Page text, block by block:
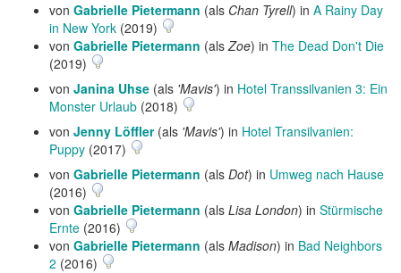
von Gabrielle Pietermann (als Chan Tyrell) in A Rainy Day
in New York (2019)
von Gabrielle Pietermann (alsZoe) in The Dead Don't Die
(2019)
von Janina Uhse (als 'Mavis') in Hotel Transsilvanien 3: Ein
Monster Urlaub (2018)
von Jenny Löffler(als 'Mavis') in Hotel Transilvanien:
Puppy (2017)
von Gabrielle Pietermann (als Dot) in Umweg nach Hause
(2016)
von Gabrielle Pietermann (als Lisa London) in Stürmische
Ernte (2016)
von Gabrielle Pietermann (als Madison) in Bad Neighbors
2 (2016)